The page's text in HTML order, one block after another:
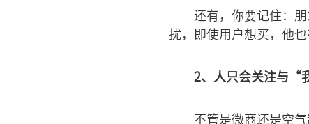
还有，你要记住：
扰，即使用户想买，他
2、人只会关注与“
不管是微商还是空